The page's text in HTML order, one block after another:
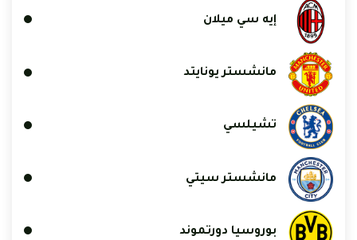
إيه سي ميلان
مانشستر يونايتد
تشيلسي
مانشستر سيتي
بوروسيا دورتموند